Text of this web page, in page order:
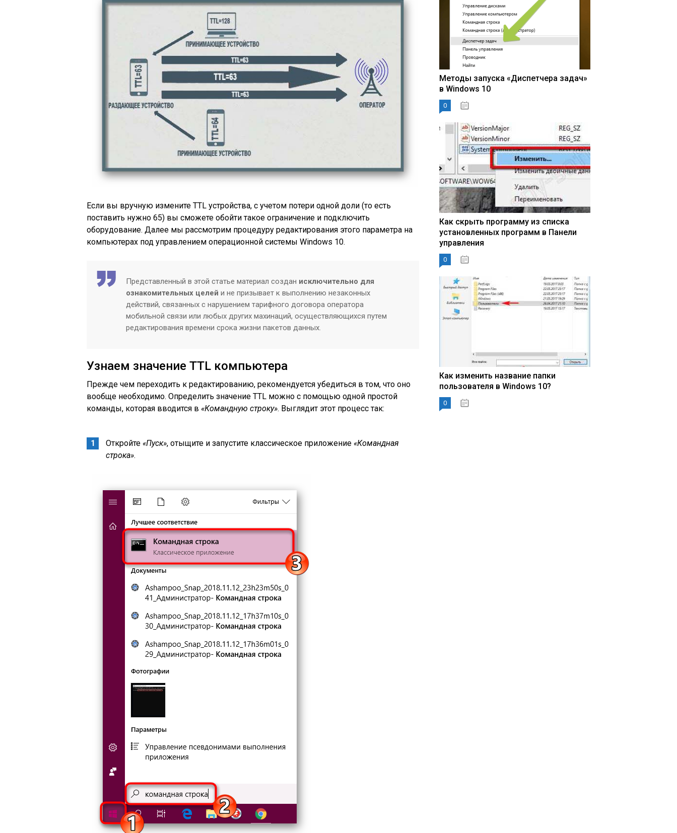
Если вы вручную измените TTL устройства, с учетом потери одной доли (то есть
поставить нужно 65) вы сможете обойти такое ограничение и подключить
оборудование. Далее мы рассмотрим процедуру редактирования этого параметра на
компьютерах под управлением операционной системы Windows 10.
Представленный в этой статье материал создан исключительно для
ознакомительных целей и не призывает к выполнению незаконных
действий, связанных с нарушением тарифного договора оператора
мобильной связи или любых других махинаций, осуществляющихся путем
редактирования времени срока жизни пакетов данных.
Узнаем значение TTL компьютера
Прежде чем переходить к редактированию, рекомендуется убедиться в том, что оно
вообще необходимо. Определить значение TTL можно с помощью одной простой
команды, которая вводится в «Командную строку». Выглядит этот процесс так:
Откройте «Пуск», отыщите и запустите классическое приложение «Командная
строка».
Методы запуска «Диспетчера задач»
в Windows 10
0
Как скрыть программу из списка
установленных программ в Панели
управления
0
Как изменить название папки
пользователя в Windows 10?
0